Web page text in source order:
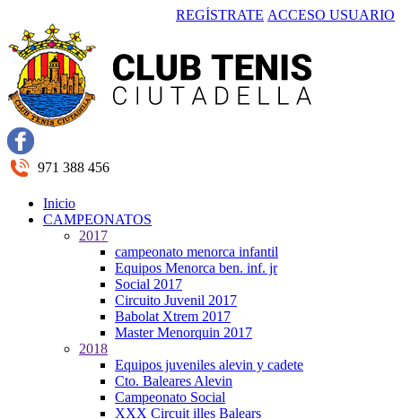
REGÍSTRATE ACCESO USUARIO
971 388 456
Inicio
CAMPEONATOS
2017
campeonato menorca infantil
Equipos Menorca ben. inf. jr
Social 2017
Circuito Juvenil 2017
Babolat Xtrem 2017
Master Menorquin 2017
2018
Equipos juveniles alevin y cadete
Cto. Baleares Alevin
Campeonato Social
XXX Circuit illes Balears